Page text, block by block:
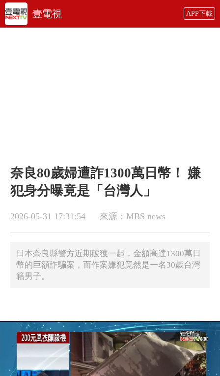
壹電視 APP下載
奈良80歲婦遭詐1300萬日幣！ 嫌
犯身分曝竟是「台灣人」
2026-05-31 17:31:54 來源：MBS news
日本奈良縣警方近期破獲一起，金額高達1300萬日
幣的巨額詐騙案，而作案嫌犯竟然是一名30歲台灣
籍男子。